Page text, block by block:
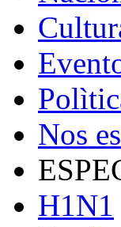
Nos
H1N1